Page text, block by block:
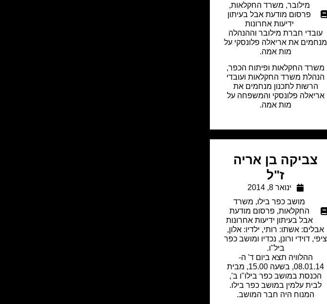
מילובר, משרד החקלאות,
פרסום מודעת אבל בעיתון
ידיעות אחרונות
עובדי חברת מילובר וההנהלה
מנחמים את אריאלה פלונסקי על
מות אמה.
משרד החקלאות ופיתוח הכפר,
הנהלת משרד החקלאות ועובדי
הרשות לתכנון מנחמים את
אריאלה פלונסקי והמשפחה על
מות אמה.
צביקה בן אריה
ז"ל
ינואר 8, 2014
מושב כפר בילו, משרד
החקלאות, פרסום מודעת
אבל בעיתון ידיעות אחרונות
אבלים: אשתו: רותי, ילדיו: אלון,
ציפי, דוידי ורונן, נכדיו ומושב כפר
ביל"ו.
ההלוויה תצא ביום ד' ה-
08.01.14, בשעה 15.00, מבית
הכנסת במושב כפר בילו"ו ב',
לבית עלמין במושב כפר בילו.
המנוח היה חבר המושב.